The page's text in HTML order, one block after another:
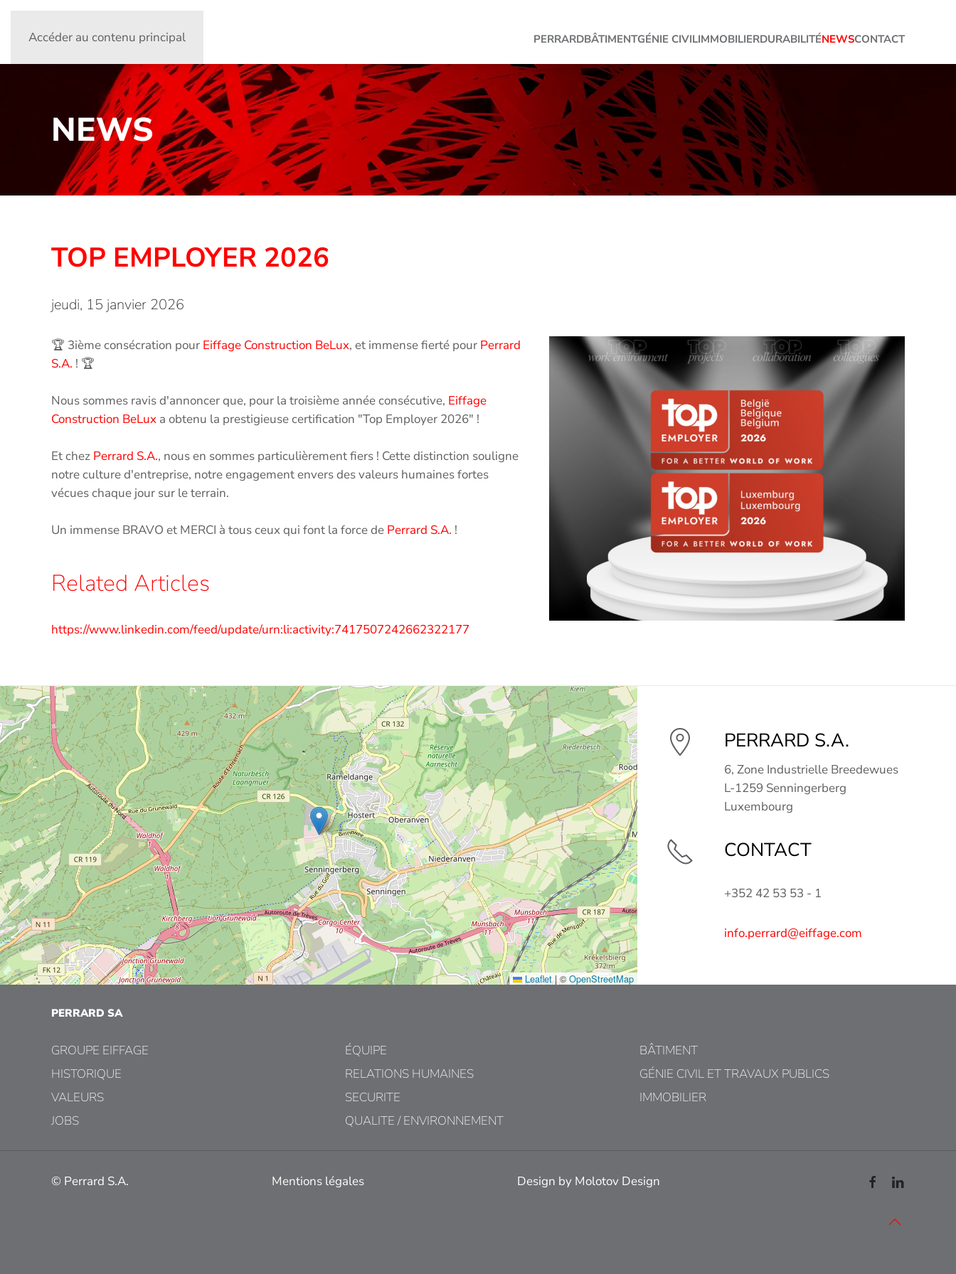
Accéder au contenu principal PERRARDBÂTIMENTGÉNIE CIVILIMMOBILIERDURABILITÉNEWSCONTACT
NEWS
TOP EMPLOYER 2026
jeudi, 15 janvier 2026
🏆 3ième consécration pour Eiffage Construction BeLux, et immense fierté pour Perrard
S.A. ! 🏆
Nous sommes ravis d'annoncer que, pour la troisième année consécutive, Eiffage
Construction BeLux a obtenu la prestigieuse certification "Top Employer 2026" !
Et chez Perrard S.A., nous en sommes particulièrement fiers ! Cette distinction souligne
notre culture d'entreprise, notre engagement envers des valeurs humaines fortes
vécues chaque jour sur le terrain.
Un immense BRAVO et MERCI à tous ceux qui font la force de Perrard S.A. !
Related Articles
https://www.linkedin.com/feed/update/urn:li:activity:7417507242662322177
Leaflet |©OpenStreetMap
PERRARD S.A.
6, Zone Industrielle Breedewues
L-1259 Senningerberg
Luxembourg
CONTACT
+352 42 53 53 - 1
info.perrard@eiffage.com
PERRARD SA
GROUPE EIFFAGE
HISTORIQUE
VALEURS
JOBS
ÉQUIPE
RELATIONS HUMAINES
SECURITE
QUALITE / ENVIRONNEMENT
BÂTIMENT
GÉNIE CIVIL ET TRAVAUX PUBLICS
IMMOBILIER
© Perrard S.A. Mentions légales Design by Molotov Design